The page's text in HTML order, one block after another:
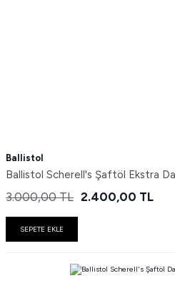
Ballistol
Ballistol Scherell's Şaftöl Ekstra
3.000,00 TL 2.400,00 TL
SEPETE EKLE